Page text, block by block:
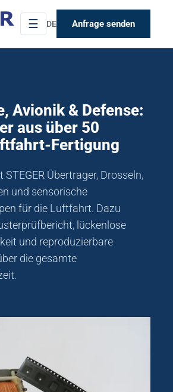
☰ DE Anfrage senden
Avionik & Defense:
aus über 50
Fertigung
Übertrager, Drosseln,
und sensorische
für die Luftfahrt. Dazu
lückenlose
und reproduzierbare
die gesamte